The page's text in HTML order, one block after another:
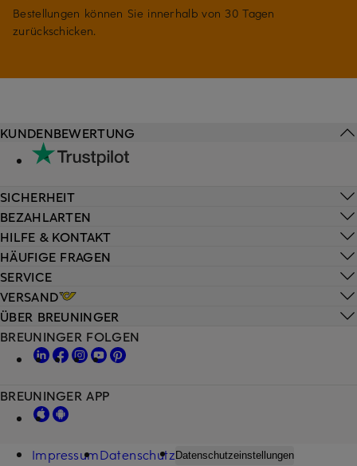
Bestellungen können Sie innerhalb von 30 Tagen
zurückschicken.
HILFE & KONTAKT
HÄUFIGE FRAGEN
SERVICE
VERSAND
KUNDENBEWERTUNG
SICHERHEIT
BEZAHLARTEN
ÜBER BREUNINGER
BREUNINGER FOLGEN
BREUNINGER APP
ImpressumDatenschutz Datenschutzeinstellungen